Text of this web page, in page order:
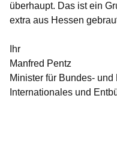
überhaupt. Das ist ein
extra aus Hessen
Ihr
Manfred Pentz
Minister für Bundes-
Internationales und